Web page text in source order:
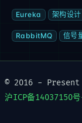
Eureka 架构设计
RabbitMQ 信号
© 2016 -
沪ICP备14037150